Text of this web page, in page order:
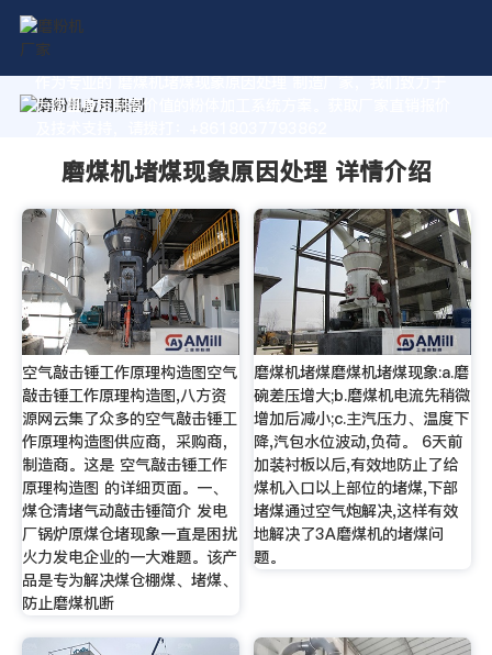
作为专业的 磨煤机堵煤现象原因处理 制造厂家，我们致力于
为您量身定制高价值的粉体加工系统方案。获取厂家直销报价
磨煤机堵煤现象原因处理 详情介绍
空气敲击锤工作原理构造图空气
敲击锤工作原理构造图,八方资
源网云集了众多的空气敲击锤工
作原理构造图供应商，采购商，
制造商。这是 空气敲击锤工作
原理构造图 的详细页面。一、
煤仓清堵气动敲击锤简介 发电
厂锅炉原煤仓堵现象一直是困扰
火力发电企业的一大难题。该产
品是专为解决煤仓棚煤、堵煤、
防止磨煤机断
磨煤机堵煤磨煤机堵煤现象:a.磨
碗差压增大;b.磨煤机电流先稍微
增加后减小;c.主汽压力、温度下
降,汽包水位波动,负荷。 6天前
加装衬板以后,有效地防止了给
煤机入口以上部位的堵煤,下部
堵煤通过空气炮解决,这样有效
地解决了3A磨煤机的堵煤问
题。